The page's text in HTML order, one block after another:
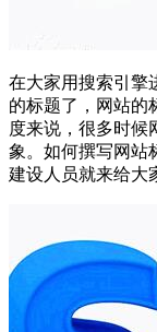
在大家用搜索引擎
的标题了，网站的
度来说，很多时候
象。如何撰写网站
建设人员就来给大